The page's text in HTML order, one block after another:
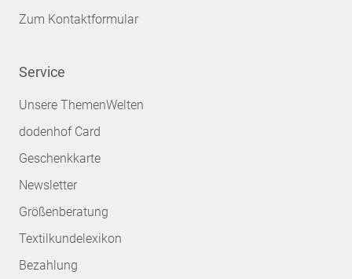
Zum Kontaktformular
Service
Unsere ThemenWelten
dodenhof Card
Geschenkkarte
Newsletter
Größenberatung
Textilkundelexikon
Bezahlung